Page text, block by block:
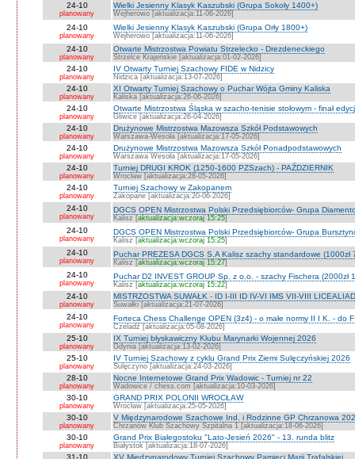
24-10
planowany
Wielki Jesienny Klasyk Kaszubski (Grupa Sokoły 1400+)
Wejherowo [aktualizacja:11-06-2026]
24-10
planowany
Wielki Jesienny Klasyk Kaszubski (Grupa Orły 1800+)
Wejherowo [aktualizacja:11-06-2026]
24-10
planowany
Otwarte Mistrzostwa Powiatu Strzelecko - Drezdeneckiego
Strzelce Krajeńskie [aktualizacja:01-02-2026]
24-10
planowany
IV Otwarty Turniej Szachowy FIDE w Nidzicy
Nidzica [aktualizacja:13-07-2026]
24-10
planowany
XI Otwarty Turniej Szachowy o Puchar Wójta Gminy Kaliska
Kaliska [aktualizacja:26-06-2026]
24-10
planowany
Otwarte Mistrzostwa Śląska w szacho-tenisie stołowym - finał
Gliwice [aktualizacja:26-04-2026]
24-10
planowany
Drużynowe Mistrzostwa Mazowsza Szkół Podstawowych
Warszawa-Wesoła [aktualizacja:17-05-2026]
24-10
planowany
Drużynowe Mistrzostwa Mazowsza Szkół Ponadpodstawowych
Warszawa Wesoła [aktualizacja:17-05-2026]
24-10
planowany
Turniej DRUGI KROK (1250-1600 PZSzach) - PAŹDZIERNIK
Wrocław [aktualizacja:28-05-2026]
24-10
planowany
Turniej Szachowy w Zakopanem
Zakopane [aktualizacja:20-06-2026]
24-10
planowany
DGCS OPEN Mistrzostwa Polski Przedsiębiorców- Grupa
Kalisz [aktualizacja:wczoraj 15:25]
24-10
planowany
DGCS OPEN Mistrzostwa Polski Przedsiębiorców- Grupa
Kalisz [aktualizacja:wczoraj 15:25]
24-10
planowany
Puchar PREZESA DGCS S.A Kalisz szachy standardowe (1000zł
Kalisz [aktualizacja:wczoraj 15:27]
24-10
planowany
Puchar D2 INVEST GROUP Sp. z o.o. - szachy Fischera (2000zł
Kalisz [aktualizacja:wczoraj 15:22]
24-10
planowany
MISTRZOSTWA SUWAŁK - ID I-III ID IV-VI IMS VII-VIII
Suwałki [aktualizacja:21-07-2026]
24-10
planowany
Forteca Chess Challenge OPEN (3z4) - o małe normy II I K. - do
Czeladź [aktualizacja:05-08-2026]
25-10
planowany
IX Turniej błyskawiczny Klubu Marynarki Wojennej 2026
Gdynia [aktualizacja:13-02-2026]
25-10
planowany
IV Turniej Szachowy z cyklu Grand Prix Ziemi Sulęczyńskiej 2026
Sulęczyno [aktualizacja:24-03-2026]
28-10
planowany
Nocne Internetowe Grand Prix Wadowic - Turniej nr 22
Wadowice / chess.com [aktualizacja:10-03-2026]
30-10
planowany
GRAND PRIX POLONII WROCŁAW
Wrocław [aktualizacja:25-05-2026]
30-10
planowany
V Międzynarodowe Szachowe Ind. i Rodzinne GP Chrzanowa
Chrzanów Klub Szachowy Szpitalna 1 [aktualizacja:18-06-2026]
30-10
planowany
Grand Prix Białegostoku "Lato-Jesień 2026" - 13. runda blitz
Białystok [aktualizacja:18-07-2026]
31-10 XV Międzynarodowy Turniej Szachowy Pamięci Marii Trafalskiej